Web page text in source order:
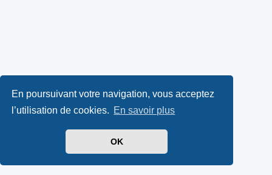
En poursuivant votre navigation, vous acceptez
l’utilisation de cookies. En savoir plus
OK